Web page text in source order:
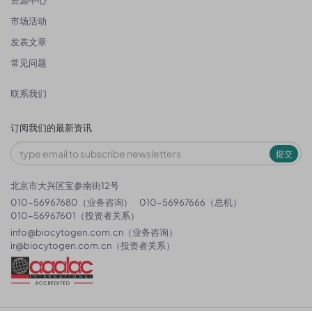
市场活动
发表文章
常见问题
联系我们
订阅我们的最新资讯
提交
北京市大兴区宝参南街12号
010-56967680（业务咨询）
010-56967666（总机）
010-56967601（投资者关系）
info@biocytogen.com.cn （业务咨询）
ir@biocytogen.com.cn （投资者关系）